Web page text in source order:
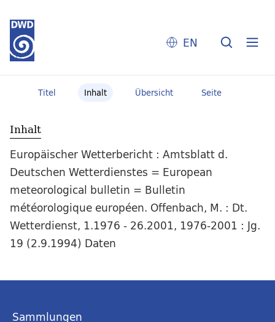
EN
Titel Inhalt Übersicht Seite
Inhalt
Europäischer Wetterbericht : Amtsblatt d.
Deutschen Wetterdienstes = European
meteorological bulletin = Bulletin
météorologique européen. Offenbach, M. : Dt.
Wetterdienst, 1.1976 - 26.2001, 1976-2001 : Jg.
19 (2.9.1994) Daten
Sammlungen